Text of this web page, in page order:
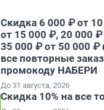
Скидка 6 000 ₽ от
от 15 000 ₽, 20 000
35 000 ₽ от 50 000 ₽
все повторные
промокоду НАБЕРИ
До 31 августа, 2026
Скидка 10% на все